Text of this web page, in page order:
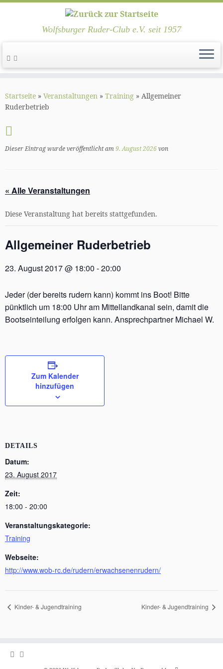
Inhalt
springen
Wolfsburger Ruder-Club e.V. seit 1957
Startseite » Veranstaltungen » Training » Allgemeiner
Ruderbetrieb
Dieser Eintrag wurde veröffentlicht am9. August 2026von
« Alle Veranstaltungen
Diese Veranstaltung hat bereits stattgefunden.
Allgemeiner Ruderbetrieb
23. August 2017 @ 18:00 -20:00
Jeder (der bereits rudern kann) kommt ins Boot! Bitte
pünktlich um 18:00 Uhr am Mittellandkanal sein, damit die
Bootseinteilung erfolgen kann. Ansprechpartner Michael W.
Zum Kalender
hinzufügen
DETAILS
Datum:
23. August 2017
Zeit:
18:00 - 20:00
Veranstaltungskategorie:
Training
Webseite:
http://www.wob-rc.de/rudern/erwachsenenrudern/
Kinder- & Jugendtraining Kinder- & Jugendtraining